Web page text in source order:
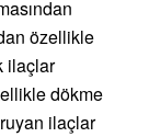
özellikle
ilaçlar
dökme
ilaçlar